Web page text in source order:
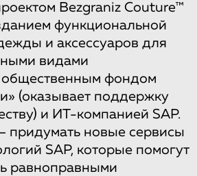
Bezgraniz Couture™
функциональной
и аксессуаров для
видами
общественным фондом
(оказывает поддержку
и ИТ-компанией SAP.
придумать новые сервисы
SAP, которые помогут
равноправными